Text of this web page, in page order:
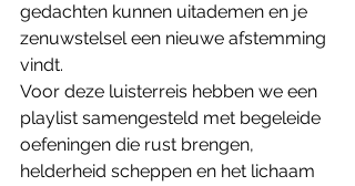
gedachten kunnen uitademen en je
zenuwstelsel een nieuwe afstemming
vindt.
Voor deze luisterreis hebben we een
playlist samengesteld met begeleide
oefeningen die rust brengen,
helderheid scheppen en het lichaam